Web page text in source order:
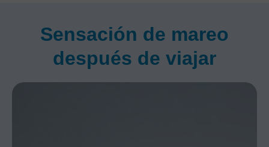
Sensación de mareo
después de viajar​